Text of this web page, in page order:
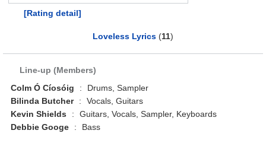
[Rating detail]
Loveless Lyrics (11)
Line-up (Members)
Colm Ó Cíosóig
:
Drums, Sampler
Bilinda Butcher
:
Vocals, Guitars
Kevin Shields
:
Guitars, Vocals, Sampler, Keyboards
Debbie Googe
: Bass